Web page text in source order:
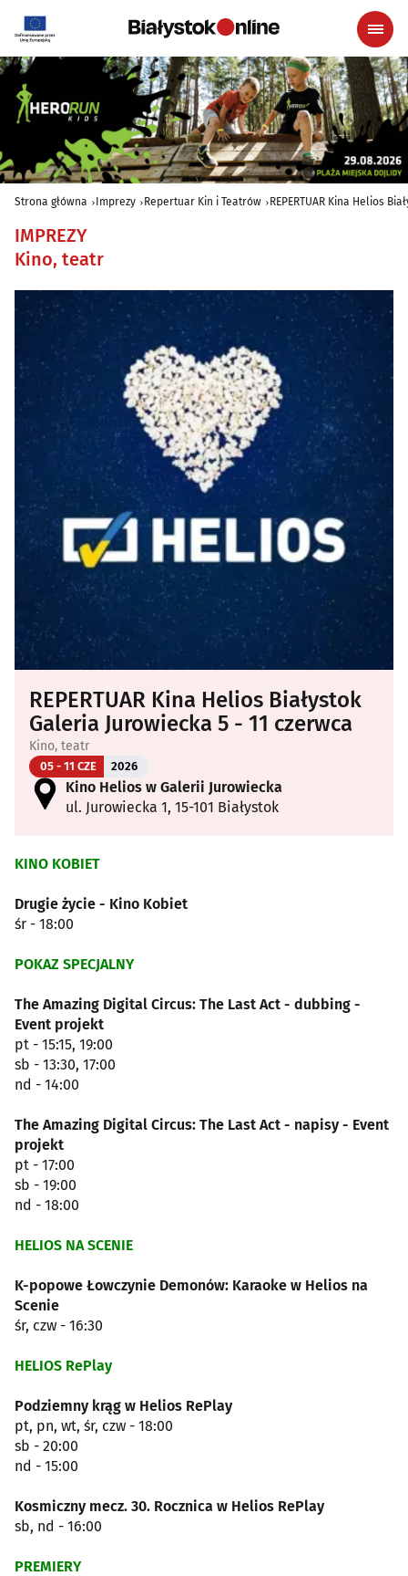
Strona główna Imprezy Repertuar Kin i Teatrów REPERTUAR Kina Helios
IMPREZY
Kino, teatr
REPERTUAR Kina Helios Białystok
Galeria Jurowiecka 5 - 11 czerwca
Kino, teatr
05 - 11 CZE 2026
Kino Helios w Galerii Jurowiecka
ul. Jurowiecka 1, 15-101 Białystok
KINO KOBIET
Drugie życie - Kino Kobiet
śr - 18:00
POKAZ SPECJALNY
The Amazing Digital Circus: The Last Act - dubbing -
Event projekt
pt - 15:15, 19:00
sb - 13:30, 17:00
nd - 14:00
The Amazing Digital Circus: The Last Act - napisy - Event
projekt
pt - 17:00
sb - 19:00
nd - 18:00
HELIOS NA SCENIE
K-popowe Łowczynie Demonów: Karaoke w Helios na
Scenie
śr, czw - 16:30
HELIOS RePlay
Podziemny krąg w Helios RePlay
pt, pn, wt, śr, czw - 18:00
sb - 20:00
nd - 15:00
Kosmiczny mecz. 30. Rocznica w Helios RePlay
sb, nd - 16:00
PREMIERY